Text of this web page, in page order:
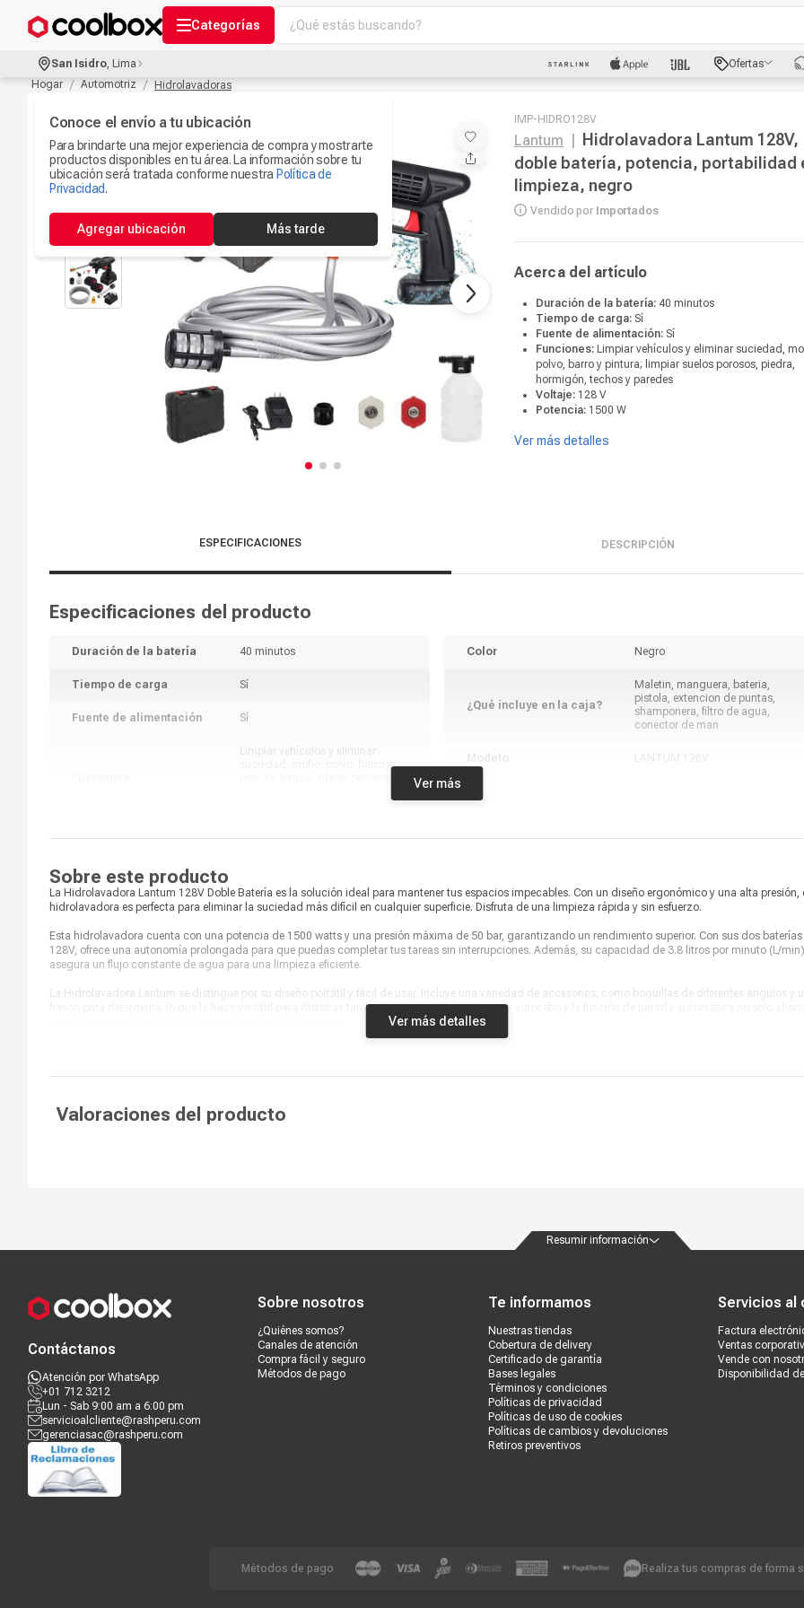
Categorías
¿Qué estás buscando?
3.
Ipad
Ps5
Microfono
Camaras Seguridad
8.
Parlantes Bluetooth
9.
Iphone 15
San Isidro, Lima
Conoce el envío a tu ubicación
Para brindarte una mejor experiencia de compra y mostrarte
productos disponibles en tu área. La información sobre tu
ubicación será tratada conforme nuestra Política de
Privacidad.
Agregar ubicación Más tarde
Ofertas
Hogar
Automotriz Hidrolavadoras
IMP-HIDRO128V
Lantum
Hidrolavadora Lantum 128V,
doble batería, potencia, portabilidad
limpieza, negro
Vendido por Importados
Acerca del artículo
Duración de la batería:40 minutos
Tiempo de carga: Sí
Fuente de alimentación: Sí
Funciones: Limpiar vehículos y eliminar suciedad,
polvo, barro y pintura; limpiar suelos porosos, piedra,
hormigón, techos y paredes
Voltaje: 128 V
Potencia: 1500 W
Ver más detalles
ESPECIFICACIONES DESCRIPCIÓN
Especificaciones del producto
Duración de la batería 40 minutos
Tiempo de carga Sí
Fuente de alimentación Sí
Limpiar vehículos y eliminar
suciedad, moho, polvo, barro y
Voltaje 128 V
Potencia
Capacidad 3.8 litros por minuto (L/min)
Color Negro
¿Qué incluye en la caja?
Maletin, manguera, bateria,
pistola, extencion de puntas,
shamponera, filtro de agua,
conector de man
LANTUM 128V
Vendido por Marketplace
Ver más
Sobre este producto
La Hidrolavadora Lantum 128V Doble Batería es la solución ideal para mantener tus espacios impecables. Con un diseño ergonómico y una alta presión,
hidrolavadora es perfecta para eliminar la suciedad más difícil en cualquier superficie. Disfruta de una limpieza rápida y sin esfuerzo.
Esta hidrolavadora cuenta con una potencia de 1500 watts y una presión máxima de 50 bar, garantizando un rendimiento superior. Con sus dos
128V, ofrece una autonomía prolongada para que puedas completar tus tareas sin interrupciones. Además, su capacidad de 3.8 litros por minuto (L/min)
asegura un flujo constante de agua para una limpieza eficiente.
La Hidrolavadora Lantum se distingue por su diseño portátil y fácil de usar. Incluye una variedad de accesorios, como boquillas de diferentes ángulos y
frasco para detergente, lo que la hace versátil para distintas tareas de limpieza. Su sistema de autocebo y la función de parada automática no solo
Ver más detalles
Valoraciones del producto
Resumir información
Contáctanos
Atención por WhatsApp
+01 712 3212
Lun - Sab 9:00 am a 6:00 pm
servicioalcliente@rashperu.com
gerenciasac@rashperu.com
Sobre nosotros
¿Quiénes somos?
Canales de atención
Compra fácil y seguro
Métodos de pago
Te informamos
Nuestras tiendas
Cobertura de delivery
Certificado de garantía
Bases legales
Términos y condiciones
Políticas de privacidad
Políticas de uso de cookies
Políticas de cambios y devoluciones
Retiros preventivos
Servicios al
Factura
Ventas
Vende con
Disponibilidad
Métodos de pago Realiza tus compras de forma